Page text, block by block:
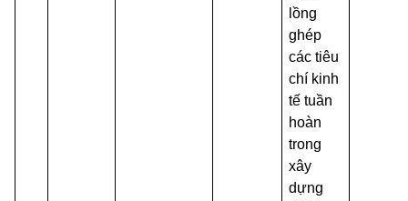
lồng
ghép
các tiêu
chí kinh
tế tuần
hoàn
trong
xây
dựng